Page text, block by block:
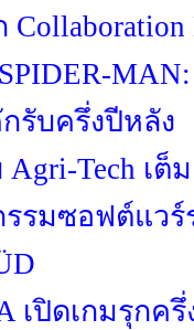
รับครึ่งปีหลัง
Agri-Tech เ
รมซอฟต์แวร์
เปิดเกมรุกค